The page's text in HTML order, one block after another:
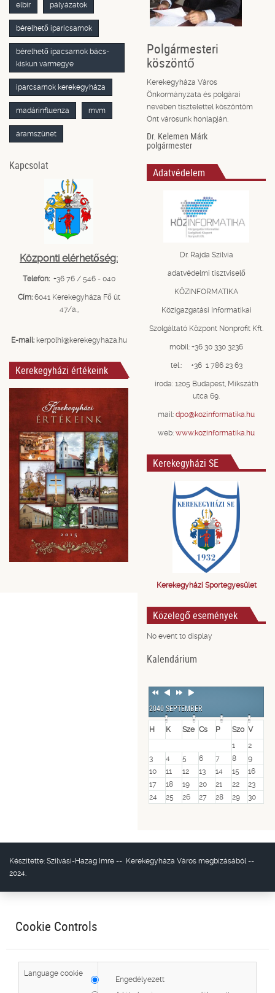
elbir pályázatok
bérelhető iparicsarnok
bérelhető ipacsarnok bács-
kiskun vármegye
iparcsarnok kerekegyháza
madárinfluenza mvm
áramszünet
Kapcsolat
Központi elérhetőség:
Telefon: +36 76 / 546 - 040
Cím: 6041 Kerekegyháza Fő út
47/a.,
E-mail: kerpolhi@kerekegyhaza.hu
Kerekegyházi értékeink
Polgármesteri
köszöntő
Kerekegyháza Város
Önkormányzata és polgárai
nevében tisztelettel köszöntöm
Önt városunk honlapján.
Dr. Kelemen Márk
polgármester
Adatvédelem
Dr. Rajda Szilvia
adatvédelmi tisztviselő
KÖZINFORMATIKA
Közigazgatási Informatikai
Szolgáltató Központ Nonprofit Kft.
mobil: +36 30 330 3236
tel.: +36 1 786 23 63
iroda: 1205 Budapest, Mikszáth
utca 69.
mail: dpo@kozinformatika.hu
web: www.kozinformatika.hu
Kerekegyházi SE
Kerekegyházi Sportegyesület
Közelegő események
No event to display
Kalendárium
Previous
Previous
NextNext
2040 SEPTEMBER
H K Sze Cs P Szo V
1
2
3
4 5 6 7 8
9
10
11 12 13 14 15
16
17
18 19 20 21 22
23
24
25 26 27 28 29 30
Készítette: Szilvási-Hazag Imre -- Kerekegyháza Város megbízásából --
2024.
Cookie Controls
Language cookie
Engedélyezett